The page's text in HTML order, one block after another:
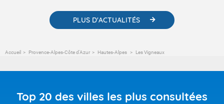
PLUS D'ACTUALITÉS
Accueil Provence-Alpes-Côte d'Azur Hautes-Alpes Les Vigneaux
Top 20 des villes les plus consultées